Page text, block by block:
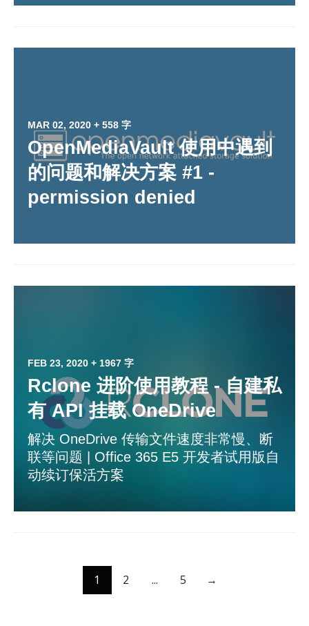
MAR 02, 2020 + 558 字
OpenMediaVault 使用中遇到
的问题和解决方案 #1 -
permission denied
FEB 23, 2020 + 1967 字
Rclone 进阶使用教程 - 自建私
有 API 挂载 OneDrive
解决 OneDrive 传输文件速度非常慢、断
联等问题 | Office 365 E5 开发者试用版自
动续订保活方案
1 2 ... 5 →